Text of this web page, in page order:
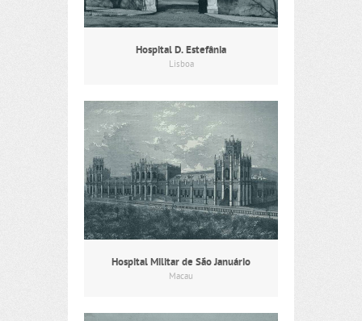
Hospital D. Estefânia
Lisboa
Hospital Militar de São Januário
Macau